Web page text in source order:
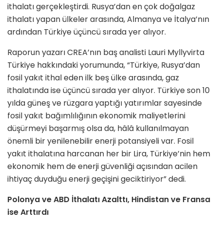
ithalatı gerçekleştirdi. Rusya’dan en çok doğalgaz
ithalatı yapan ülkeler arasında, Almanya ve İtalya’nın
ardından Türkiye üçüncü sırada yer alıyor.
Raporun yazarı CREA’nın baş analisti Lauri Myllyvirta
Türkiye hakkındaki yorumunda, “Türkiye, Rusya’dan
fosil yakıt ithal eden ilk beş ülke arasında, gaz
ithalatında ise üçüncü sırada yer alıyor. Türkiye son 10
yılda güneş ve rüzgara yaptığı yatırımlar sayesinde
fosil yakıt bağımlılığının ekonomik maliyetlerini
düşürmeyi başarmış olsa da, hâlâ kullanılmayan
önemli bir yenilenebilir enerji potansiyeli var. Fosil
yakıt ithalatına harcanan her bir Lira, Türkiye’nin hem
ekonomik hem de enerji güvenliği açısından acilen
ihtiyaç duyduğu enerji geçişini geciktiriyor” dedi.
Polonya ve ABD İthalatı Azalttı, Hindistan ve Fransa
ise Arttırdı